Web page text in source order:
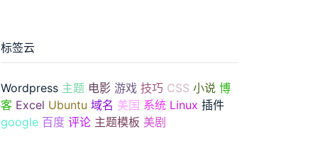
标签云
Wordpress 主题 电影 游戏 技巧 CSS 小说 博
客 Excel Ubuntu 域名 美国 系统 Linux 插件
google 百度 评论 主题模板 美剧